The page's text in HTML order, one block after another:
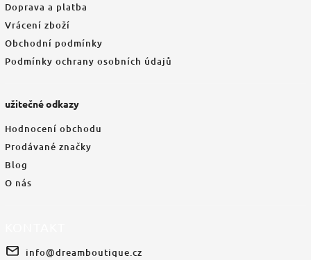
Doprava a platba
Vrácení zboží
Obchodní podmínky
Podmínky ochrany osobních údajů
užitečné odkazy
Hodnocení obchodu
Prodávané značky
Blog
O nás
info@dreamboutique.cz